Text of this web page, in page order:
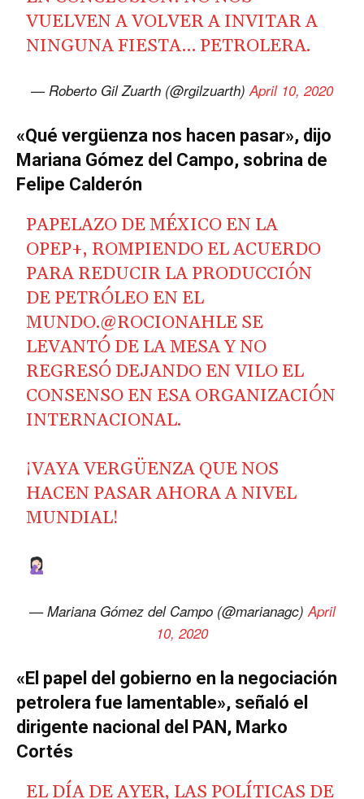
VUELVEN A VOLVER A INVITAR A
NINGUNA FIESTA… PETROLERA.
— Roberto Gil Zuarth (@rgilzuarth)April 10, 2020
«Qué vergüenza nos hacen pasar», dijo
Mariana Gómez del Campo, sobrina de
Felipe Calderón
PAPELAZO DE MÉXICO EN LA
OPEP+, ROMPIENDO EL ACUERDO
PARA REDUCIR LA PRODUCCIÓN
DE PETRÓLEO EN EL
MUNDO.@ROCIONAHLE SE
LEVANTÓ DE LA MESA Y NO
REGRESÓ DEJANDO EN VILO EL
CONSENSO EN ESA ORGANIZACIÓN
INTERNACIONAL.
¡VAYA VERGÜENZA QUE NOS
HACEN PASAR AHORA A NIVEL
MUNDIAL!
— Mariana Gómez del Campo (@marianagc)April
10, 2020
«El papel del gobierno en la negociación
petrolera fue lamentable», señaló el
dirigente nacional del PAN, Marko
Cortés
EL DÍA DE AYER, LAS POLÍTICAS DE